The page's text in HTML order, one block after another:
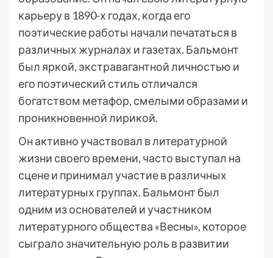
карьеру в 1890-х годах, когда его
поэтические работы начали печататься в
различных журналах и газетах. Бальмонт
был яркой, экстравагантной личностью и
его поэтический стиль отличался
богатством метафор, смелыми образами и
проникновенной лирикой.
Он активно участвовал в литературной
жизни своего времени, часто выступал на
сцене и принимал участие в различных
литературных группах. Бальмонт был
одним из основателей и участником
литературного общества «Весны», которое
сыграло значительную роль в развитии